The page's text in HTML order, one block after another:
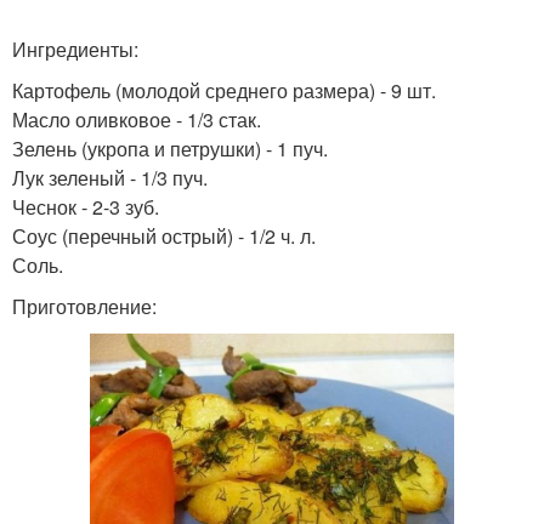
Ингредиенты:
Картофель (молодой среднего размера) - 9 шт.
Масло оливковое - 1/3 стак.
Зелень (укропа и петрушки) - 1 пуч.
Лук зеленый - 1/3 пуч.
Чеснок - 2-3 зуб.
Соус (перечный острый) - 1/2 ч. л.
Соль.
Приготовление: